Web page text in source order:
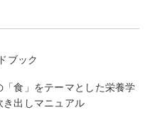
ブック
「食」をテーマとした栄養学
き出しマニュアル